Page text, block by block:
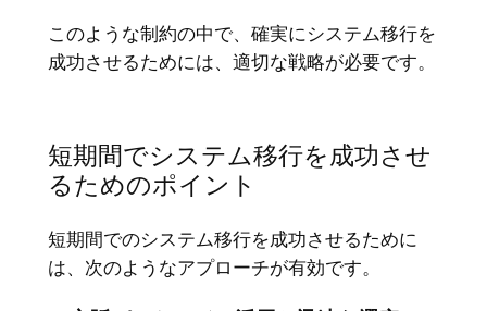
このような制約の中で、確実にシステム移行を
成功させるためには、適切な戦略が必要です。
短期間でシステム移行を成功させ
るためのポイント
短期間でのシステム移行を成功させるために
は、次のようなアプローチが有効です。